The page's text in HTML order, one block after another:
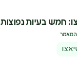
חמש בעיות נפוצות
המאמר